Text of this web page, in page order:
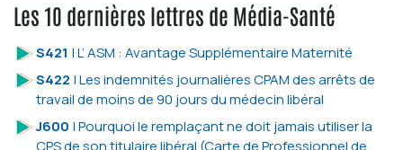
Les 10 dernières lettres de Média-Santé
S421 | L’ ASM : Avantage Supplémentaire Maternité
S422 | Les indemnités journalières CPAM des arrêts de
travail de moins de 90 jours du médecin libéral
J600 | Pourquoi le remplaçant ne doit jamais utiliser la
CPS de son titulaire libéral (Carte de Professionnel de